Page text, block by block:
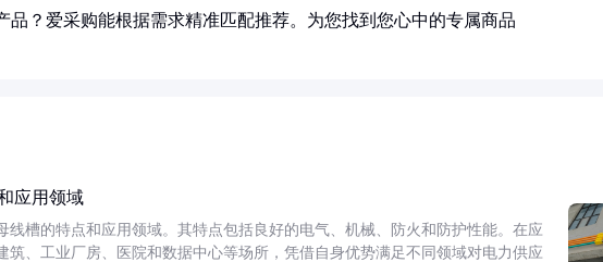
品？爱采购能根据需求精准匹配推荐。为您找到您心中的专属商品
应用领域
线槽的特点和应用领域。其特点包括良好的电气、机械、防火和防护性能。在应
筑、工业厂房、医院和数据中心等场所，凭借自身优势满足不同领域对电力供应